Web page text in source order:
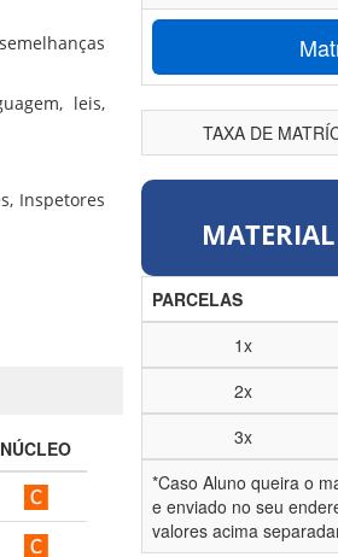
leis,
Inspetores
NÚCLEO
TAXA DE
PARCELAS
1x
2x
3x
*Caso Aluno queira o
e enviado no seu
valores acima